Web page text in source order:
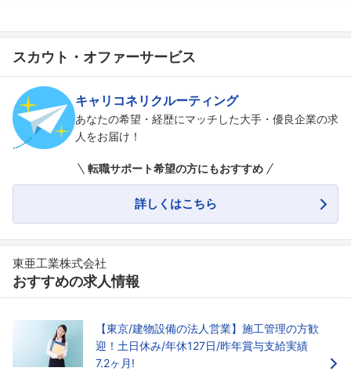
フォローしました
こちらの企業もフォローしませんか？
スカウト・オファーサービス
キャリコネリクルーティング
あなたの希望・経歴にマッチした大手・優良企業の求
人をお届け！
転職サポート希望の方にもおすすめ
詳しくはこちら
東亜工業株式会社
おすすめの求人情報
【東京/建物設備の法人営業】施工管理の方歓
迎！土日休み/年休127日/昨年賞与支給実績
7.2ヶ月!